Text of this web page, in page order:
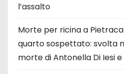
l’assalto
Morte per ricina a
quarto sospettato: svolta
morte di Antonella Di Iesi e